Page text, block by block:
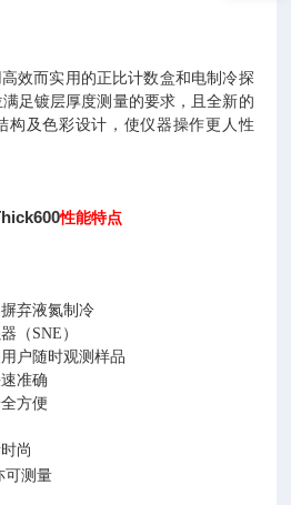
效而实用的正比计数盒和电制冷探
足镀层厚度测量的要求，且全新的
构及色彩设计，使仪器操作更人性
性能特点
弃液氮制冷
（ SNE ）
户随时观测样品
准确
方便
尚
可测量